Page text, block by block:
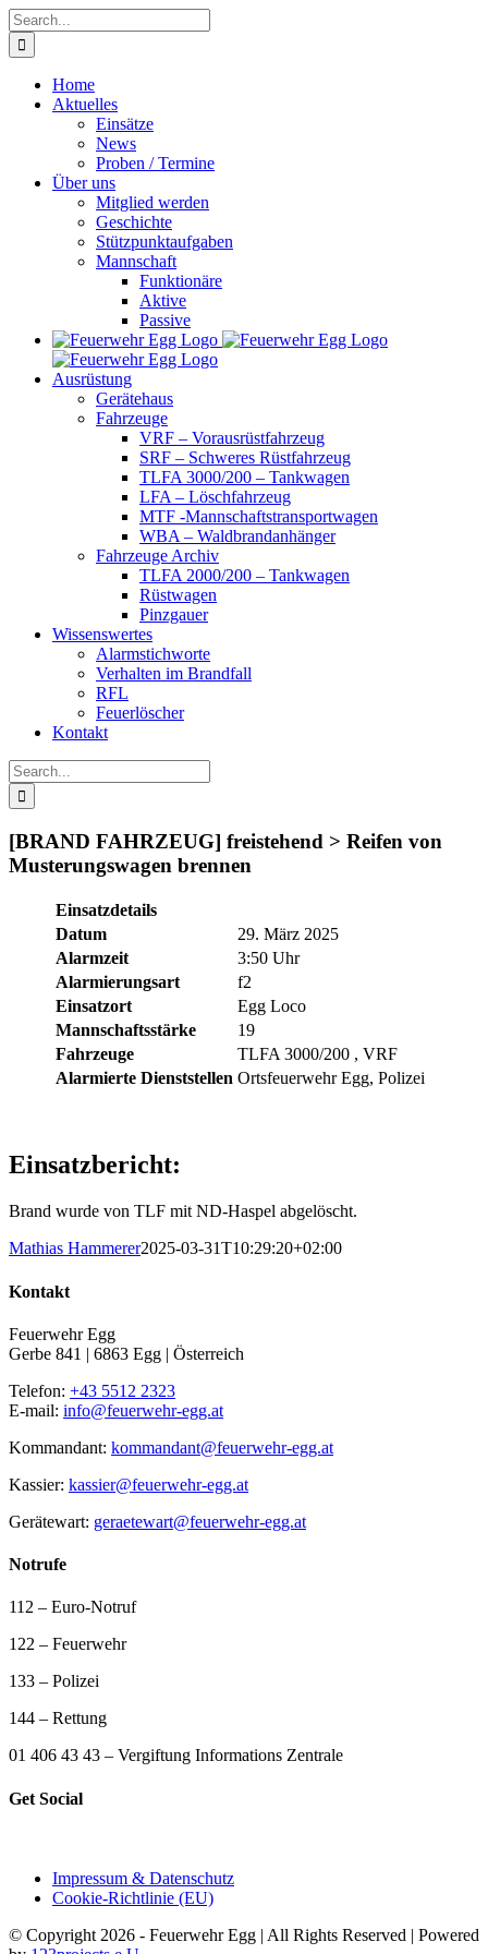
Skip
to
content
Search
for:
Home
Aktuelles
Einsätze
News
Proben / Termine
Über uns
Mitglied werden
Geschichte
Stützpunktaufgaben
Mannschaft
Funktionäre
Aktive
Passive
Ausrüstung
Gerätehaus
Fahrzeuge
VRF – Vorausrüstfahrzeug
SRF – Schweres Rüstfahrzeug
TLFA 3000/200 – Tankwagen
LFA – Löschfahrzeug
MTF -Mannschaftstransportwagen
WBA – Waldbrandanhänger
Fahrzeuge Archiv
TLFA 2000/200 – Tankwagen
Rüstwagen
Pinzgauer
Wissenswertes
Alarmstichworte
Verhalten im Brandfall
RFL
Feuerlöscher
Kontakt
Search
for:
[BRAND FAHRZEUG] freistehend > Reifen von
Musterungswagen brennen
Einsatzdetails
Datum
29. März 2025
Alarmzeit
3:50 Uhr
Alarmierungsart
f2
Einsatzort
Egg Loco
Mannschaftsstärke
19
Fahrzeuge
TLFA 3000/200 , VRF
Alarmierte Dienststellen Ortsfeuerwehr Egg, Polizei
Einsatzbericht:
Brand wurde von TLF mit ND-Haspel abgelöscht.
Mathias Hammerer2025-03-31T10:29:20+02:00
Kontakt
Feuerwehr Egg
Gerbe 841 | 6863 Egg | Österreich
Telefon: +43 5512 2323
E-mail: info@feuerwehr-egg.at
Kommandant: kommandant@feuerwehr-egg.at
Kassier: kassier@feuerwehr-egg.at
Gerätewart: geraetewart@feuerwehr-egg.at
Notrufe
112 – Euro-Notruf
122 – Feuerwehr
133 – Polizei
144 – Rettung
01 406 43 43 – Vergiftung Informations Zentrale
Get Social
Impressum & Datenschutz
Cookie-Richtlinie (EU)
© Copyright 2026 - Feuerwehr Egg | All Rights Reserved | Powered